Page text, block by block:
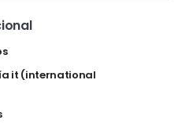
it (international